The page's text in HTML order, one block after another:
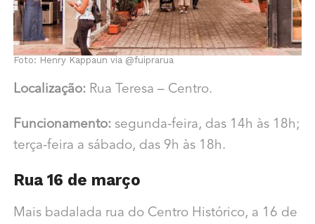
Foto: Henry Kappaun via @fuiprarua
Localização: Rua Teresa – Centro.
Funcionamento: segunda-feira, das 14h às 18h;
terça-feira a sábado, das 9h às 18h.
Rua 16 de março
Mais badalada rua do Centro Histórico, a 16 de